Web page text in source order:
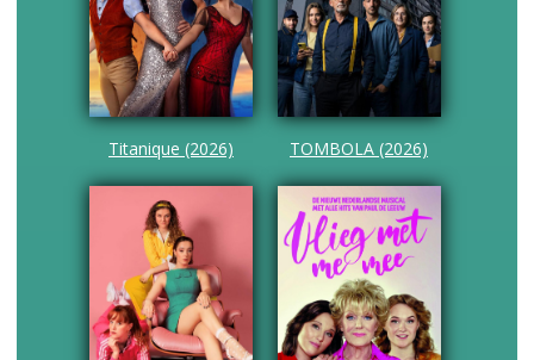
Titanique (2026) TOMBOLA (2026)